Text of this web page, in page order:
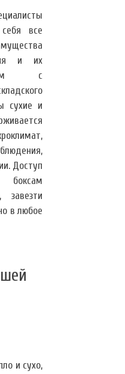
все
и их
с
сухие и
Доступ
боксам
завезти
в любое
и сухо,